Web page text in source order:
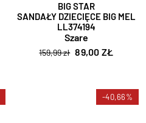
BIG STAR
SANDAŁY DZIECIĘCE BIG MEL
LL374194
Szare
159,99 zł 89,00 ZŁ
-40,66%